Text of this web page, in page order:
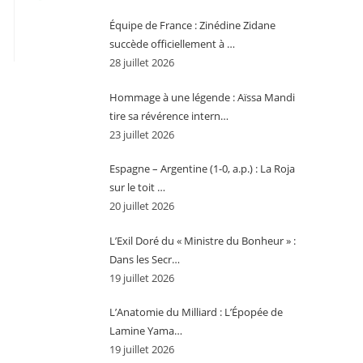
Équipe de France : Zinédine Zidane
succède officiellement à …
28 juillet 2026
Hommage à une légende : Aïssa Mandi
tire sa révérence intern…
23 juillet 2026
Espagne – Argentine (1-0, a.p.) : La Roja
sur le toit …
20 juillet 2026
L’Exil Doré du « Ministre du Bonheur » :
Dans les Secr…
19 juillet 2026
L’Anatomie du Milliard : L’Épopée de
Lamine Yama…
19 juillet 2026